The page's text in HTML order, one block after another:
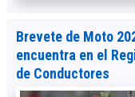
Brevete de Moto
encuentra en el
de Conductores